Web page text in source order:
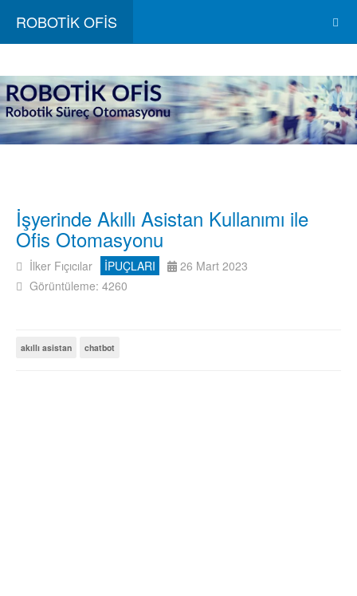
ROBOTİK OFİS
İşyerinde Akıllı Asistan Kullanımı ile
Ofis Otomasyonu
İlker Fıçıcılar İPUÇLARI
26 Mart 2023
Görüntüleme: 4260
akıllı asistan chatbot